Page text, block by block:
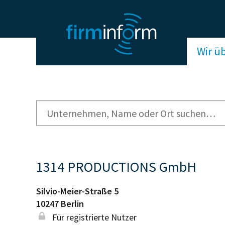
Wir
1314 PRODUCTIONS GmbH
Silvio-Meier-Straße 5
10247 Berlin
Für registrierte Nutzer